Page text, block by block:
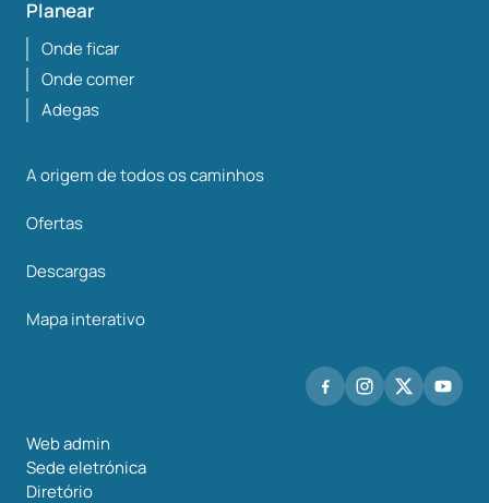
Planear
Onde ficar
Onde comer
Adegas
A origem de todos os caminhos
Ofertas
Descargas
Mapa interativo
Web admin
Sede eletrónica
Diretório